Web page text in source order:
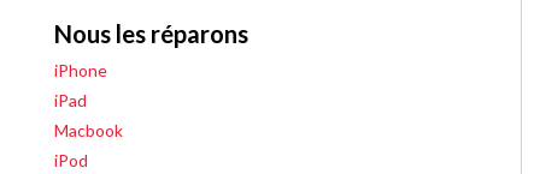
Nous les réparons
iPhone
iPad
Macbook
iPod